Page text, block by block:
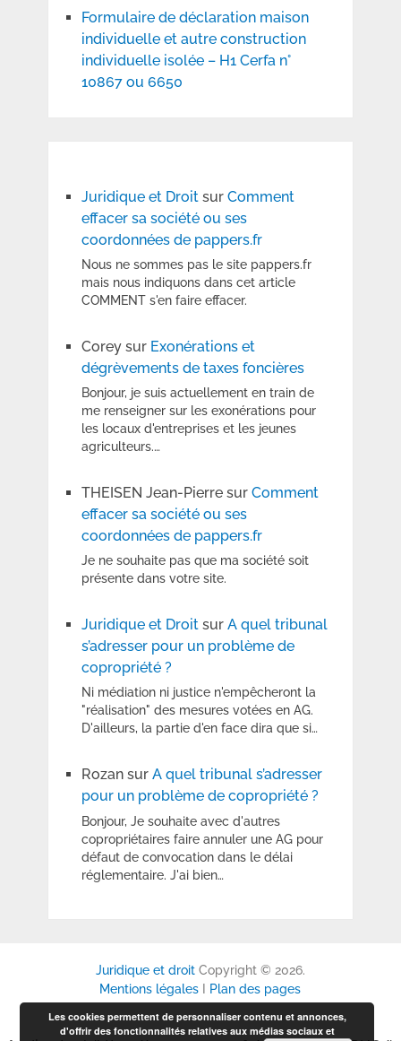
Formulaire de déclaration maison
individuelle et autre construction
individuelle isolée – H1 Cerfa n°
10867 ou 6650
Juridique et Droitsur Comment
effacer sa société ou ses
coordonnées de pappers.fr
Nous ne sommes pas le site pappers.fr
mais nous indiquons dans cet article
COMMENT s'en faire effacer.
Coreysur Exonérations et
dégrèvements de taxes foncières
Bonjour, je suis actuellement en train de
me renseigner sur les exonérations pour
les locaux d'entreprises et les jeunes
agriculteurs.…
THEISEN Jean-Pierresur Comment
effacer sa société ou ses
coordonnées de pappers.fr
Je ne souhaite pas que ma société soit
présente dans votre site.
Juridique et Droitsur A quel tribunal
s’adresser pour un problème de
copropriété ?
Ni médiation ni justice n'empêcheront la
"réalisation" des mesures votées en AG.
D'ailleurs, la partie d'en face dira que si…
Rozansur A quel tribunal s’adresser
pour un problème de copropriété ?
Bonjour, Je souhaite avec d'autres
copropriétaires faire annuler une AG pour
défaut de convocation dans le délai
réglementaire. J'ai bien…
Juridique et droitCopyright © 2026.
Mentions légales
Plan des pages
Les cookies permettent de personnaliser contenu et annonces,
d'offrir des fonctionnalités relatives aux médias sociaux et